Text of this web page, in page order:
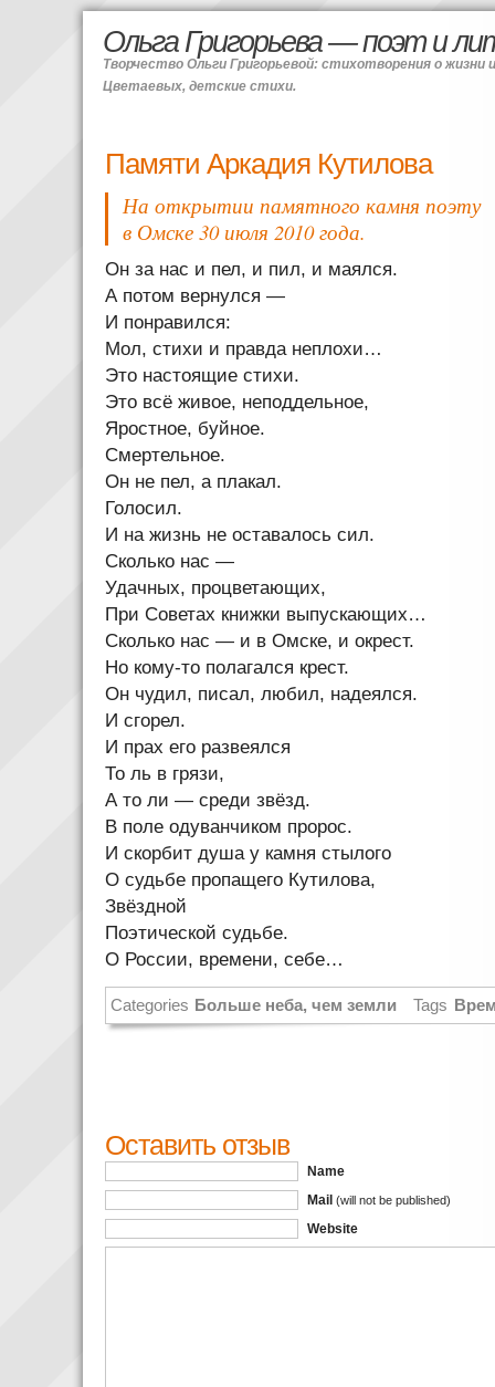
Ольга Григорьева — поэт и
Творчество Ольги Григорьевой: стихотворения о
Цветаевых, детские стихи.
Памяти Аркадия Кутилова
На открытии памятного камня поэту
в Омске 30 июля 2010 года.
Он за нас и пел, и пил, и маялся.
А потом вернулся —
И понравился:
Мол, стихи и правда неплохи…
Это настоящие стихи.
Это всё живое, неподдельное,
Яростное, буйное.
Смертельное.
Он не пел, а плакал.
Голосил.
И на жизнь не оставалось сил.
Сколько нас —
Удачных, процветающих,
При Советах книжки выпускающих…
Сколько нас — и в Омске, и окрест.
Но кому-то полагался крест.
Он чудил, писал, любил, надеялся.
И сгорел.
И прах его развеялся
То ль в грязи,
А то ли — среди звёзд.
В поле одуванчиком пророс.
И скорбит душа у камня стылого
О судьбе пропащего Кутилова,
Звёздной
Поэтической судьбе.
О России, времени, себе…
Categories Больше неба, чем земли Tags
Оставить отзыв
Name
Mail (will not be published)
Website